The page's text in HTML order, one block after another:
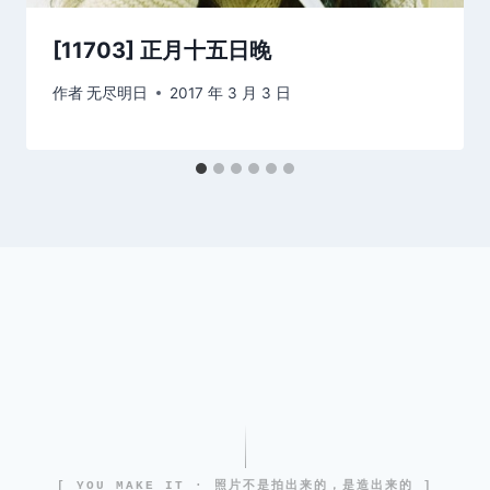
[11703] 正月十五日晚
作者无尽明日 2017 年 3 月 3 日
[ YOU MAKE IT · 照片不是拍出来的，是造出来的 ]